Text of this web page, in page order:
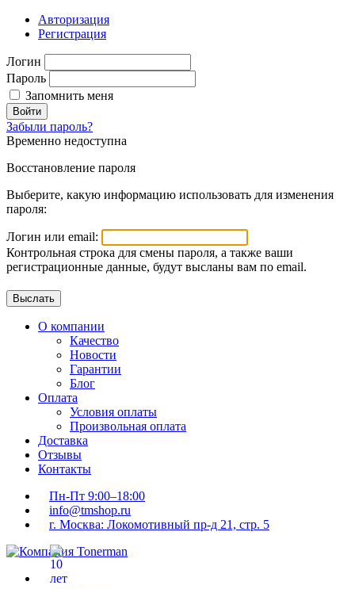
Авторизация
Регистрация
Логин
Пароль
Запомнить меня
Войти
Забыли пароль?
Временно недоступна
Восстановление пароля
Выберите, какую информацию использовать для изменения
пароля:
Логин или email:
Контрольная строка для смены пароля, а также ваши
регистрационные данные, будут высланы вам по email.
О компании
Качество
Новости
Гарантии
Блог
Оплата
Условия оплаты
Произвольная оплата
Доставка
Отзывы
Контакты
Пн-Пт 9:00–18:00
info@tmshop.ru
г. Москва: Локомотивный пр-д 21, стр. 5